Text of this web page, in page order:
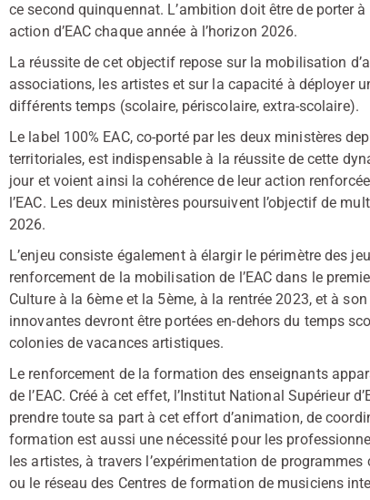
ce second quinquennat. L’ambition doit être de porter
action d’EAC chaque année à l’horizon 2026.
La réussite de cet objectif repose sur la mobilisation
associations, les artistes et sur la capacité à déployer
différents temps (scolaire, périscolaire, extra-scolaire).
Le label 100% EAC, co-porté par les deux ministères
territoriales, est indispensable à la réussite de cette
jour et voient ainsi la cohérence de leur action
l’EAC. Les deux ministères poursuivent l’objectif de
2026.
L’enjeu consiste également à élargir le périmètre des
renforcement de la mobilisation de l’EAC dans le
Culture à la 6ème et la 5ème, à la rentrée 2023, et à
innovantes devront être portées en-dehors du temps
colonies de vacances artistiques.
Le renforcement de la formation des enseignants
de l’EAC. Créé à cet effet, l’Institut National Supérieur
prendre toute sa part à cet effort d’animation, de
formation est aussi une nécessité pour les
les artistes, à travers l’expérimentation de
ou le réseau des Centres de formation de musiciens